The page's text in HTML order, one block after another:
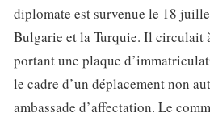
diplomate est survenue le 18
Bulgarie et la Turquie. Il circulait
portant une plaque
le cadre d’un déplacement non
ambassade d’affectation. Le